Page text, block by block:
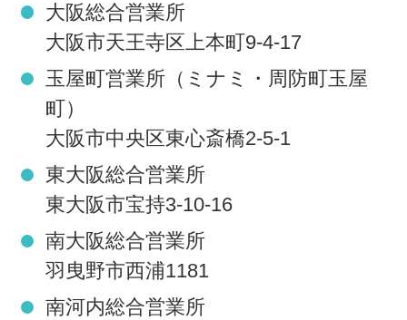
大阪総合営業所
大阪市天王寺区上本町9-4-17
玉屋町営業所（ミナミ・周防町玉屋
町）
大阪市中央区東心斎橋2-5-1
東大阪総合営業所
東大阪市宝持3-10-16
南大阪総合営業所
羽曳野市西浦1181
南河内総合営業所